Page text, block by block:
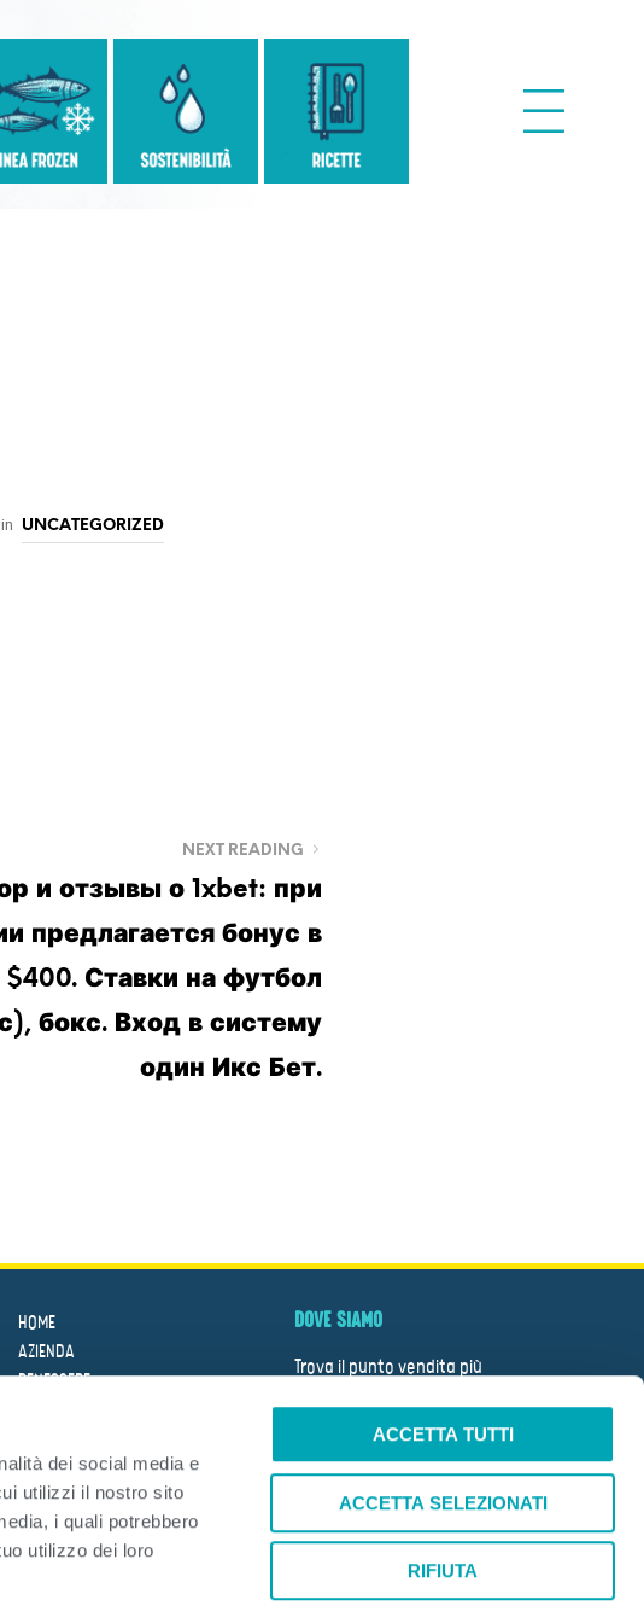
dei social media e
utilizzi il nostro sito
i quali potrebbero
utilizzo dei loro
ACCETTA TUTTI
ACCETTA SELEZIONATI
RIFIUTA
in UNCATEGORIZED
NEXT READING
и отзывы о 1xbet: при
предлагается бонус в
Ставки на футбол
бокс. Вход в систему
один Икс Бет.
HOME
AZIENDA
BENESSERE
SICUREZZA
SOSTENIBILITÀ
LA
TRASPARENZA
DEL MARE
DOVE SIAMO
Trova il punto vendita più